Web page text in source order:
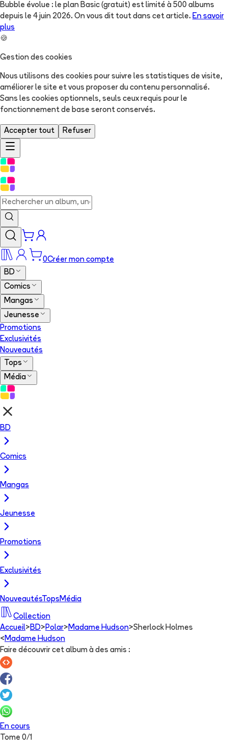
Bubble évolue : le plan Basic (gratuit) est limité à 500 albums
depuis le 4 juin 2026. On vous dit tout dans cet article. En savoir
plus
🍪
Gestion des cookies
Nous utilisons des cookies pour suivre les statistiques de visite,
améliorer le site et vous proposer du contenu personnalisé.
Sans les cookies optionnels, seuls ceux requis pour le
fonctionnement de base seront conservés.
Accepter tout Refuser
0Créer mon compte
BD
Comics
Mangas
Jeunesse
Promotions
Exclusivités
Nouveautés
Tops
Média
BD
Comics
Mangas
Jeunesse
Promotions
Exclusivités
NouveautésTops Média
Collection
Accueil> BD> Polar> Madame Hudson>Sherlock Holmes
< Madame Hudson
Faire découvrir cet album à des amis :
En cours
Tome 0/1